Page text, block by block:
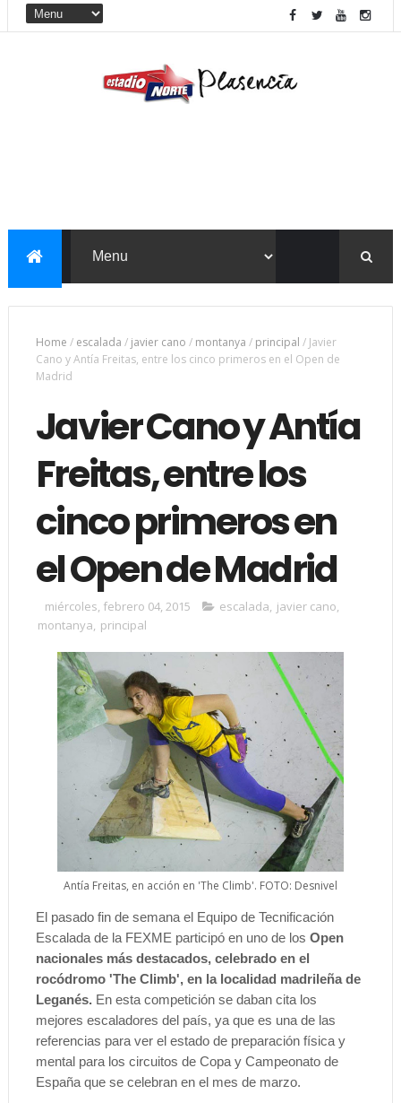
Home / escalada / javier cano / montanya / principal / Javier
Cano y Antía Freitas, entre los cinco primeros en el Open de
Madrid
Javier Cano y Antía
Freitas, entre los
cinco primeros en
el Open de Madrid
miércoles, febrero 04, 2015 escalada, javier cano,
montanya, principal
Antía Freitas, en acción en 'The Climb'. FOTO: Desnivel
El pasado fin de semana el Equipo de Tecnificación
Escalada de la FEXME participó en uno de los Open
nacionales más destacados, celebrado en el
rocódromo 'The Climb', en la localidad madrileña de
Leganés. En esta competición se daban cita los
mejores escaladores del país, ya que es una de las
referencias para ver el estado de preparación física y
mental para los circuitos de Copa y Campeonato de
España que se celebran en el mes de marzo.